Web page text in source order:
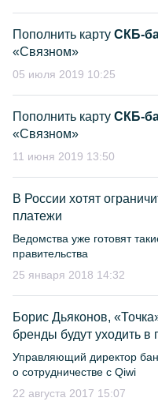
Пополнить карту СКБ-
«Связном»
05 июля 2019 10:25
Пополнить карту СКБ-
«Связном»
11 июня 2019 13:50
В России хотят
платежи
Ведомства уже готовят
правительства
25 января 2018 14:32
Борис Дьяконов,
бренды будут уходить
Управляющий директор
о сотрудничестве с Qiwi
22 августа 2017 15:07